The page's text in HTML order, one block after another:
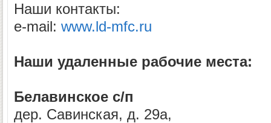
Наши контакты:
e-mail: www.ld-mfc.ru
Наши удаленные рабочие места:
Белавинское с/п
дер. Савинская, д. 29а,